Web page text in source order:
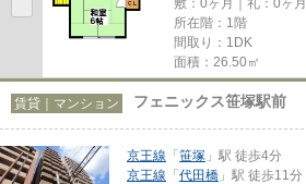
所在階：1階
間取り：1DK
面積：26.50㎡
賃貸｜マンション フェニックス笹塚駅前
京王線 「笹塚 」駅 徒歩4分
京王線 「代田橋 」駅 徒歩11分